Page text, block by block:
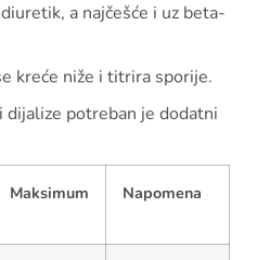
a najčešće i uz beta-
kreće niže i titrira sporije.
dijalize potreban je dodatni
Maksimum Napomena